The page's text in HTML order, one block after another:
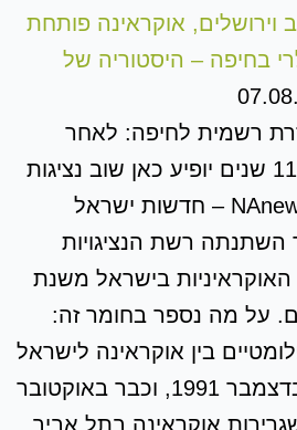
וירושלים, אוקראינה פותחת
בחיפה – היסטוריה של
רשמית לחיפה: לאחר
היעדרות של 11 שנים יופיע כאן שוב נציגות
קונסולרית. NAnews – חדשות ישראל
השתנתה רשת הנציגויות
האוקראיניות בישראל משנת
היום. על מה נספר בחומר זה:
בין אוקראינה לישראל
הוקמו ב-26 בדצמבר 1991, וכבר באוקטובר
שגרירות אוקראינה בתל אביב.